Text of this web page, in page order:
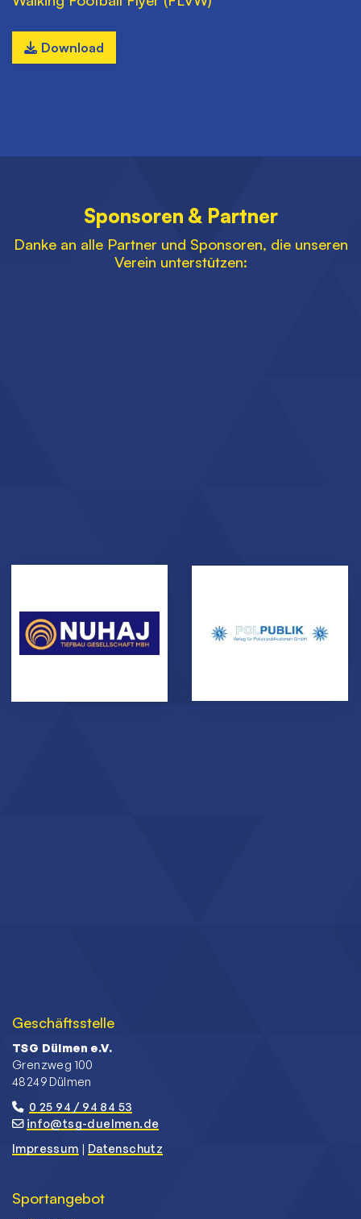
Download
Sponsoren & Partner
Danke an alle Partner und Sponsoren, die unseren
Verein unterstützen:
Geschäftsstelle
TSG Dülmen e.V.
Grenzweg 100
48249 Dülmen
0 25 94 / 94 84 53
info@tsg-duelmen.de
Impressum | Datenschutz
Sportangebot